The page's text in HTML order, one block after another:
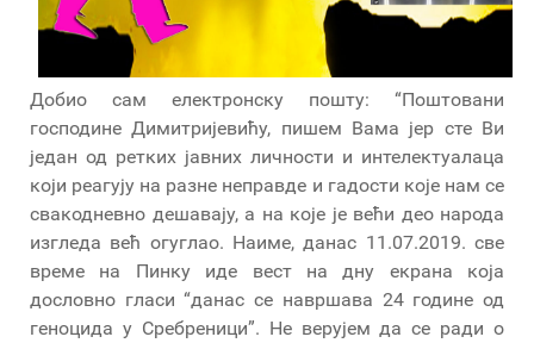
Добио сам електронску пошту: “Поштовани
господине Димитријевићу, пишем Вама јер сте Ви
један од ретких јавних личности и интелектуалаца
који реагују на разне неправде и гадости које нам се
свакодневно дешавају, а на које је већи део народа
изгледа већ огуглао. Наиме, данас 11.07.2019. све
време на Пинку иде вест на дну екрана која
дословно гласи “данас се навршава 24 године од
геноцида у Сребреници”. Не верујем да се ради о